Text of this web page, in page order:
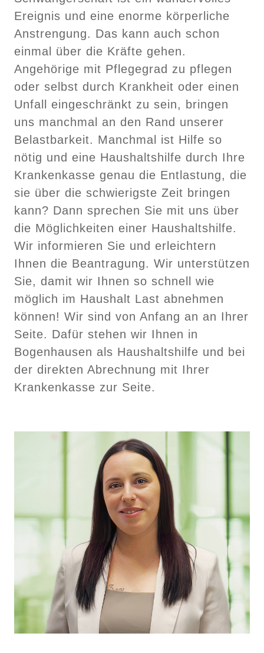
Ereignis und eine enorme körperliche
Anstrengung. Das kann auch schon
einmal über die Kräfte gehen.
Angehörige mit Pflegegrad zu pflegen
oder selbst durch Krankheit oder einen
Unfall eingeschränkt zu sein, bringen
uns manchmal an den Rand unserer
Belastbarkeit. Manchmal ist Hilfe so
nötig und eine Haushaltshilfe durch Ihre
Krankenkasse genau die Entlastung, die
sie über die schwierigste Zeit bringen
kann? Dann sprechen Sie mit uns über
die Möglichkeiten einer Haushaltshilfe.
Wir informieren Sie und erleichtern
Ihnen die Beantragung. Wir unterstützen
Sie, damit wir Ihnen so schnell wie
möglich im Haushalt Last abnehmen
können! Wir sind von Anfang an an Ihrer
Seite. Dafür stehen wir Ihnen in
Bogenhausen als Haushaltshilfe und bei
der direkten Abrechnung mit Ihrer
Krankenkasse zur Seite.